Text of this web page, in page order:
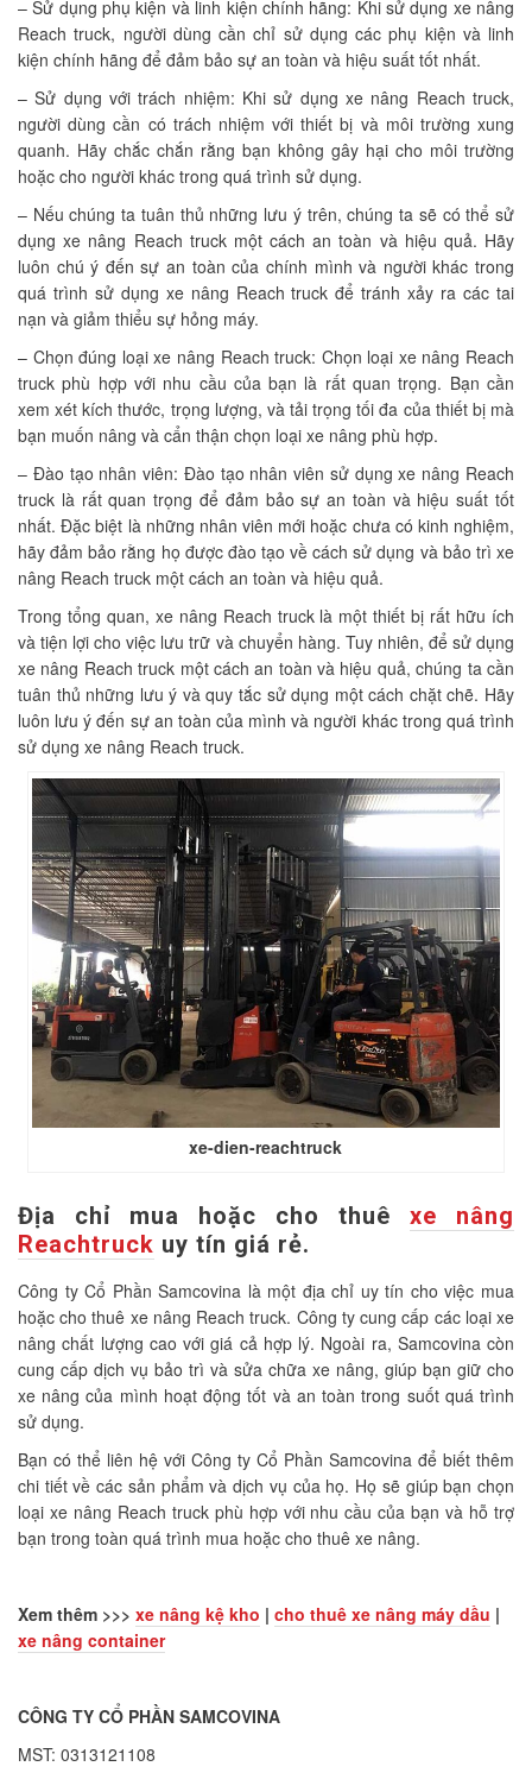
– Sử dụng phụ kiện và linh kiện chính hãng: Khi sử dụng xe nâng
Reach truck, người dùng cần chỉ sử dụng các phụ kiện và linh
kiện chính hãng để đảm bảo sự an toàn và hiệu suất tốt nhất.
– Sử dụng với trách nhiệm: Khi sử dụng xe nâng Reach truck,
người dùng cần có trách nhiệm với thiết bị và môi trường xung
quanh. Hãy chắc chắn rằng bạn không gây hại cho môi trường
hoặc cho người khác trong quá trình sử dụng.
– Nếu chúng ta tuân thủ những lưu ý trên, chúng ta sẽ có thể sử
dụng xe nâng Reach truck một cách an toàn và hiệu quả. Hãy
luôn chú ý đến sự an toàn của chính mình và người khác trong
quá trình sử dụng xe nâng Reach truck để tránh xảy ra các tai
nạn và giảm thiểu sự hỏng máy.
– Chọn đúng loại xe nâng Reach truck: Chọn loại xe nâng Reach
truck phù hợp với nhu cầu của bạn là rất quan trọng. Bạn cần
xem xét kích thước, trọng lượng, và tải trọng tối đa của thiết bị mà
bạn muốn nâng và cẩn thận chọn loại xe nâng phù hợp.
– Đào tạo nhân viên: Đào tạo nhân viên sử dụng xe nâng Reach
truck là rất quan trọng để đảm bảo sự an toàn và hiệu suất tốt
nhất. Đặc biệt là những nhân viên mới hoặc chưa có kinh nghiệm,
hãy đảm bảo rằng họ được đào tạo về cách sử dụng và bảo trì xe
nâng Reach truck một cách an toàn và hiệu quả.
Trong tổng quan, xe nâng Reach truck là một thiết bị rất hữu ích
và tiện lợi cho việc lưu trữ và chuyển hàng. Tuy nhiên, để sử dụng
xe nâng Reach truck một cách an toàn và hiệu quả, chúng ta cần
tuân thủ những lưu ý và quy tắc sử dụng một cách chặt chẽ. Hãy
luôn lưu ý đến sự an toàn của mình và người khác trong quá trình
sử dụng xe nâng Reach truck.
xe-dien-reachtruck
Địa chỉ mua hoặc cho thuê xe nâng
Reachtruck uy tín giá rẻ.
Công ty Cổ Phần Samcovina là một địa chỉ uy tín cho việc mua
hoặc cho thuê xe nâng Reach truck. Công ty cung cấp các loại xe
nâng chất lượng cao với giá cả hợp lý. Ngoài ra, Samcovina còn
cung cấp dịch vụ bảo trì và sửa chữa xe nâng, giúp bạn giữ cho
xe nâng của mình hoạt động tốt và an toàn trong suốt quá trình
sử dụng.
Bạn có thể liên hệ với Công ty Cổ Phần Samcovina để biết thêm
chi tiết về các sản phẩm và dịch vụ của họ. Họ sẽ giúp bạn chọn
loại xe nâng Reach truck phù hợp với nhu cầu của bạn và hỗ trợ
bạn trong toàn quá trình mua hoặc cho thuê xe nâng.
Xem thêm >>> xe nâng kệ kho | cho thuê xe nâng máy dầu |
xe nâng container
CÔNG TY CỔ PHẦN SAMCOVINA
MST: 0313121108